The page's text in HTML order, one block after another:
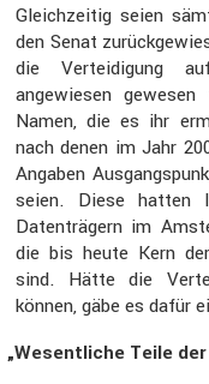
Gleich­zeitig seien
den Senat
die Vertei­di­gung
angewiesen
Namen, die es ihr
nach denen im Jahr
Angaben
seien. Diese hatten
Daten­trä­gern im
die bis heute Kern
sind. Hätte die
können, gäbe es dafür
„Wesent­liche Teile